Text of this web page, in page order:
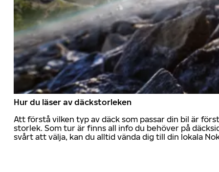
Hur du läser av däckstorleken
Att förstå vilken typ av däck som passar din bil är
storlek. Som tur är finns all info du behöver på
svårt att välja, kan du alltid vända dig till din lokala